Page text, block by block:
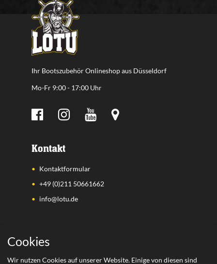
Ihr Bootszubehör Onlineshop aus Düsseldorf
Mo-Fr 9:00 - 17:00 Uhr
Kontakt
Kontaktformular
+49 (0)211 50661662
info@lotu.de
Wichtige Links
Cookies
Wir nutzen Cookies auf unserer Website. Einige von diesen sind